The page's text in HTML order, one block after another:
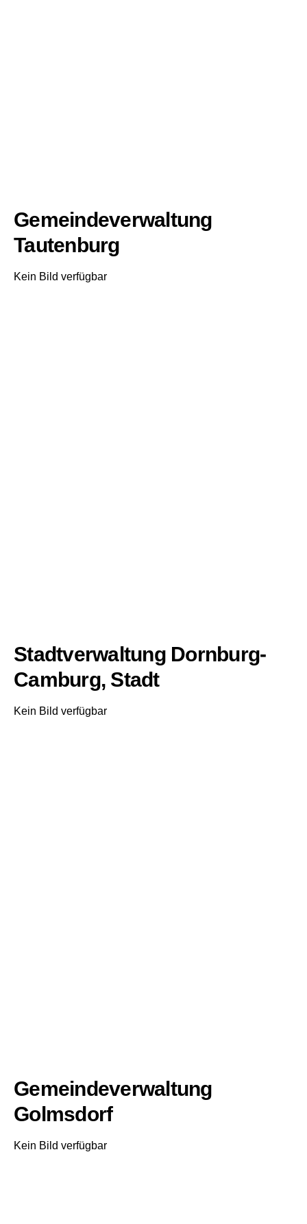
Gemeindeverwaltung
Tautenburg
Kein Bild verfügbar
Stadtverwaltung Dornburg-
Camburg, Stadt
Kein Bild verfügbar
Gemeindeverwaltung
Golmsdorf
Kein Bild verfügbar